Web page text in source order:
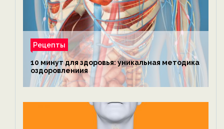
Рецепты
10 минут для здоровья: уникальная методика
оздоровлениия